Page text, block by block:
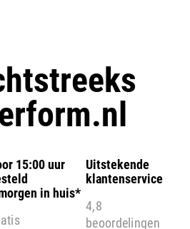
15:00 uur
in huis*
Uitstekende
klantenservice
4,8
beoordelingen